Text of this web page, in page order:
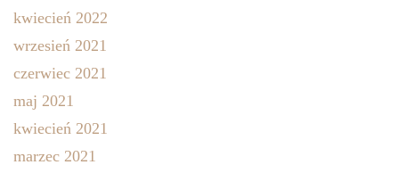
kwiecień 2022
wrzesień 2021
czerwiec 2021
maj 2021
kwiecień 2021
marzec 2021